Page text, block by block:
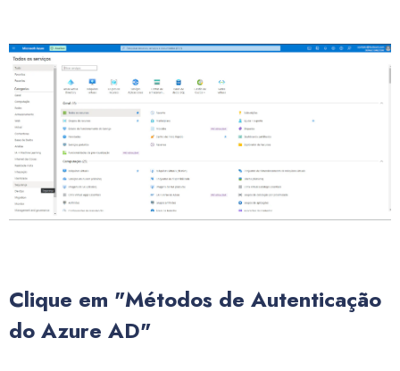
Clique em "Métodos de Autenticação
do Azure AD"